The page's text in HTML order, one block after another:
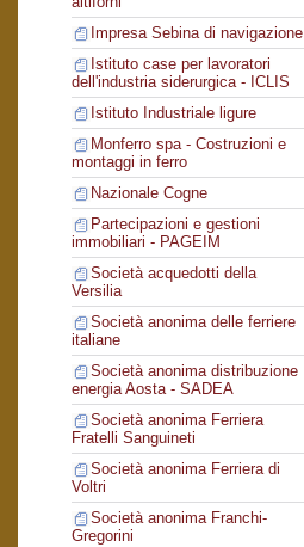
Impresa Sebina di navigazione
Istituto case per lavoratori
dell'industria siderurgica - ICLIS
Istituto Industriale ligure
Monferro spa - Costruzioni e
montaggi in ferro
Nazionale Cogne
Partecipazioni e gestioni
immobiliari - PAGEIM
Società acquedotti della
Versilia
Società anonima delle ferriere
italiane
Società anonima distribuzione
energia Aosta - SADEA
Società anonima Ferriera
Fratelli Sanguineti
Società anonima Ferriera di
Voltri
Società anonima Franchi-
Gregorini